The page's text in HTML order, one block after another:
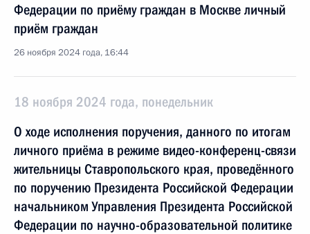
Федерации по приёму граждан в Москве личный
приём граждан
26 ноября 2024 года, 16:44
18 ноября 2024 года, понедельник
О ходе исполнения поручения, данного по итогам
личного приёма в режиме видео-конференц-связи
жительницы Ставропольского края, проведённого
по поручению Президента Российской Федерации
начальником Управления Президента Российской
Федерации по научно-образовательной политике